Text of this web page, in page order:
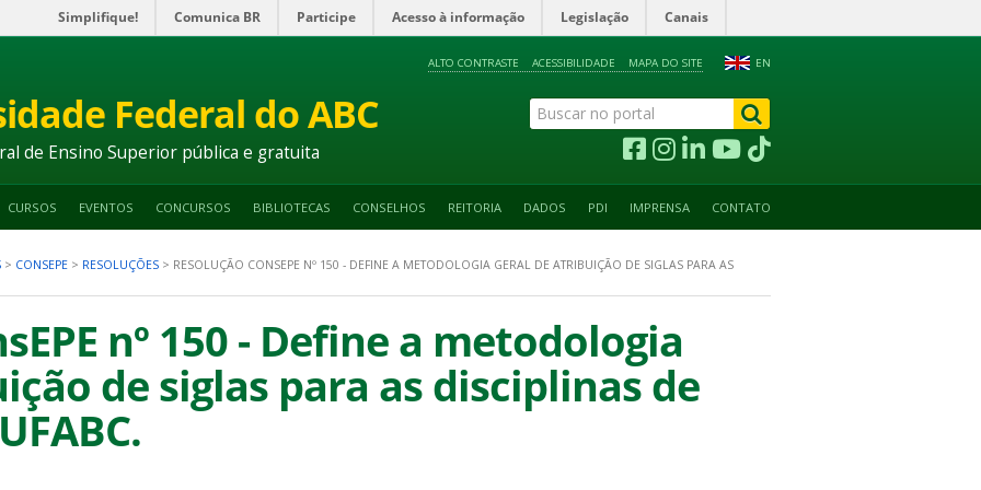
Simplifique! Comunica BR Participe Acesso à informação Legislação Canais
EN
ALTO CONTRASTE ACESSIBILIDADE MAPA DO SITE
Federal do ABC
de Ensino Superior pública e gratuita
CURSOS EVENTOS CONCURSOS BIBLIOTECAS CONSELHOS REITORIA DADOS PDI IMPRENSA CONTATO
> CONSEPE > RESOLUÇÕES > RESOLUÇÃO CONSEPE Nº 150 - DEFINE A METODOLOGIA GERAL DE ATRIBUIÇÃO DE SIGLAS PARA AS
nº 150 - Define a metodologia
de siglas para as disciplinas de